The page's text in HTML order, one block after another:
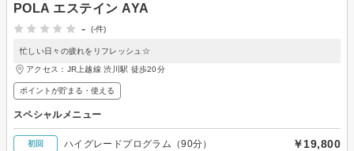
POLA エステイン AYA
-
(-件)
忙しい日々の疲れをリフレッシュ☆
アクセス：JR上越線 渋川駅 徒歩20分
ポイントが貯まる・使える
スペシャルメニュー
初回 ハイグレードプログラム（90分） ￥19,800